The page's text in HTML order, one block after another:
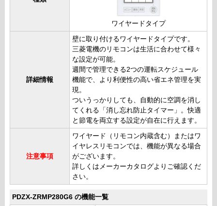
ワイヤードタイプ
詳細情報
壁に取り付けるワイヤードタイプです。
三菱電機のリモコンは生活に合わせて様々
な設定が可能。
週間で管理できる2つの運転スケジュール
機能で、より利便性の高い省エネ管理を実
現。
ついうっかりしても、自動的に空調を消し
てくれる「消し忘れ防止タイマー」。快適
と節電を両立する設定が自在に行えます。
注意事項
ワイヤード（リモコン内蔵含む）またはワ
イヤレスリモコンでは、機能が異なる場合
がございます。
詳しくはメーカーカタログよりご確認くだ
さい。
PDZX-ZRMP280G6 の機能一覧